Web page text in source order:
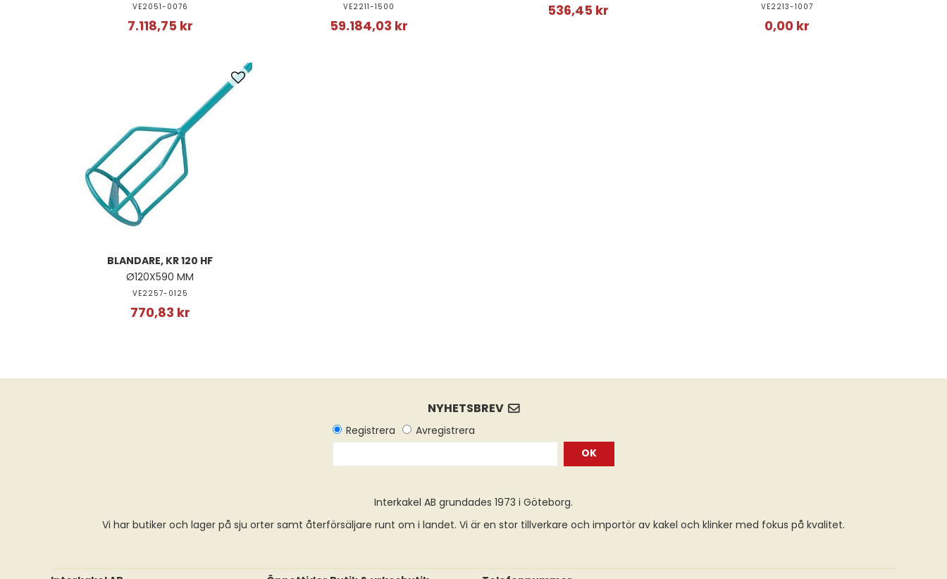
VE2051-0076
7.118,75 kr
VE2211-1500
59.184,03 kr
536,45 kr VE2213-1007
0,00 kr
BLANDARE, KR 120 HF
Ø120X590 MM
VE2257-0125
770,83 kr
OK
Interkakel AB grundades 1973 i Göteborg.
Vi har butiker och lager på sju orter samt återförsäljare runt om i landet. Vi är en stor tillverkare och importör av kakel och klinker med fokus på kvalitet.